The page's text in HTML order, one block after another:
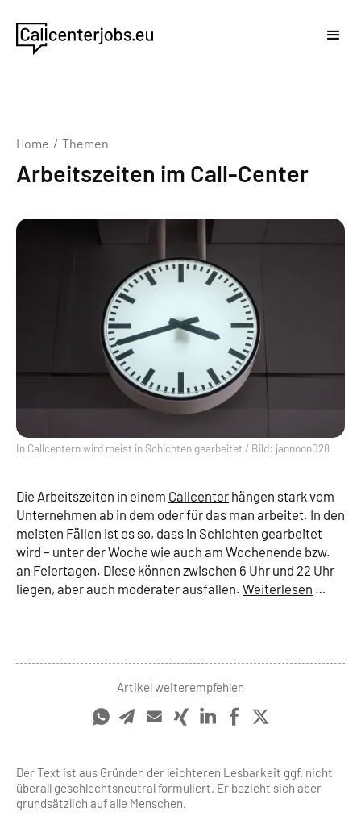
Home / Themen
Arbeitszeiten im Call-Center
In Callcentern wird meist in Schichten gearbeitet / Bild: jannoon028
Die Arbeitszeiten in einem Callcenter hängen stark vom
Unternehmen ab in dem oder für das man arbeitet. In den
meisten Fällen ist es so, dass in Schichten gearbeitet
wird – unter der Woche wie auch am Wochenende bzw.
an Feiertagen. Diese können zwischen 6 Uhr und 22 Uhr
liegen, aber auch moderater ausfallen. Weiterlesen …
Artikel weiterempfehlen
Der Text ist aus Gründen der leichteren Lesbarkeit ggf. nicht
überall geschlechts­neutral formuliert. Er bezieht sich aber
grundsätzlich auf alle Menschen.